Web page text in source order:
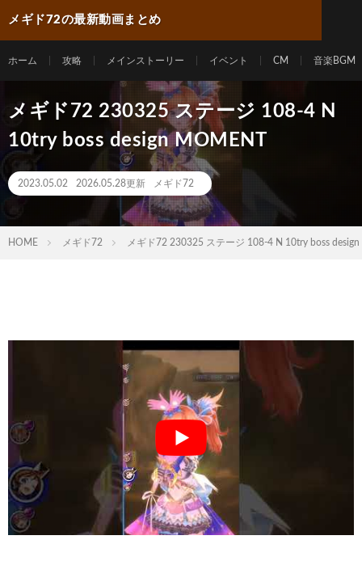
メギド72の最新動画まとめ
ホーム 攻略 メインストーリー イベント CM 音楽BGM
メギド72 230325 ステージ 108-4 N
10try boss design MOMENT
2023.05.02 2026.05.28更新 メギド72
HOME メギド72 メギド72 230325 ステージ 108-4 N 10try boss